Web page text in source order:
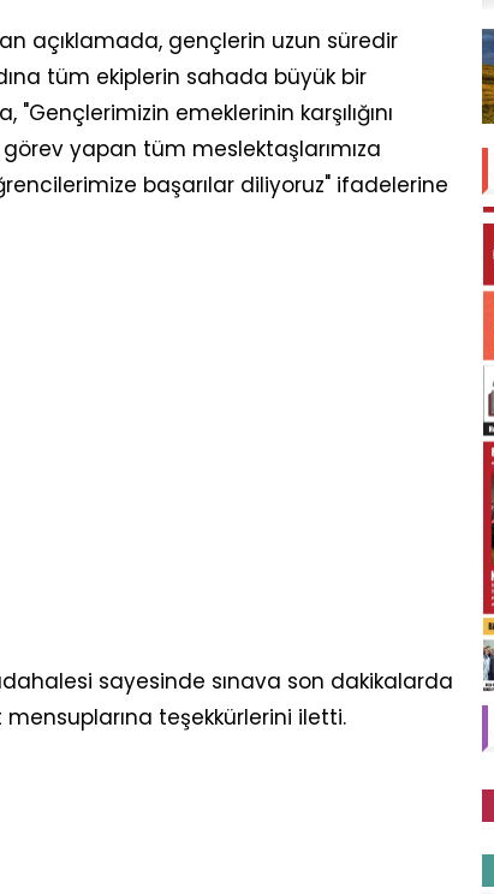
açıklamada, gençlerin uzun süredir
tüm ekiplerin sahada büyük bir
"Gençlerimizin emeklerinin karşılığını
yapan tüm meslektaşlarımıza
başarılar diliyoruz" ifadelerine
sayesinde sınava son dakikalarda
teşekkürlerini iletti.